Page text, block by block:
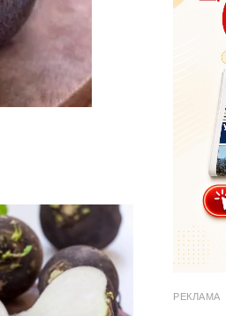
РЕКЛАМА